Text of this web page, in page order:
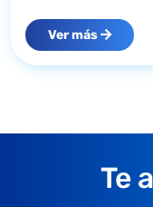
Ver más
Te